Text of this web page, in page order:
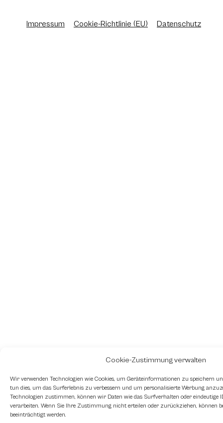
Cookie-Zustimmung verwalten
Wir verwenden Technologien wie Cookies, um Geräteinformationen zu speichern
tun dies, um das Surferlebnis zu verbessern und um personalisierte Werbung
Technologien zustimmen, können wir Daten wie das Surfverhalten oder eindeutige
verarbeiten. Wenn Sie Ihre Zustimmung nicht erteilen oder zurückziehen, können
beeinträchtigt werden.
Impressum Cookie-Richtlinie (EU) Datenschutz